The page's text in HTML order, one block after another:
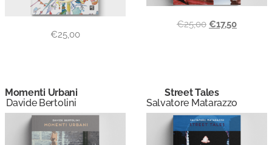
€25,00
€25,00 €17,50
Momenti Urbani
Davide Bertolini
Street Tales
Salvatore Matarazzo